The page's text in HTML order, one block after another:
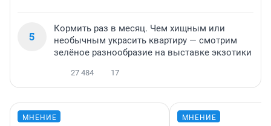
5
Кормить раз в месяц. Чем хищным или
необычным украсить квартиру — смотрим
зелёное разнообразие на выставке экзотики
27 484 17
МНЕНИЕ МНЕНИЕ